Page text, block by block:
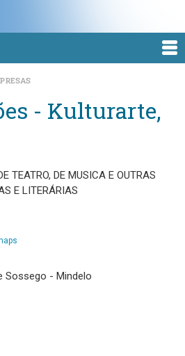
- Kulturarte,
TEATRO, DE MUSICA E OUTRAS
E LITERÁRIAS
Sossego - Mindelo